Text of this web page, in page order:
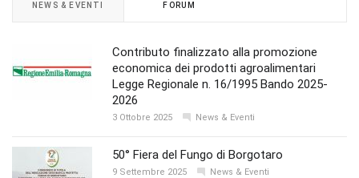
NEWS & EVENTI FORUM
Contributo finalizzato alla promozione
economica dei prodotti agroalimentari
Legge Regionale n. 16/1995 Bando 2025-
2026
3 Ottobre 2025 News & Eventi
50° Fiera del Fungo di Borgotaro
9 Settembre 2025 News & Eventi